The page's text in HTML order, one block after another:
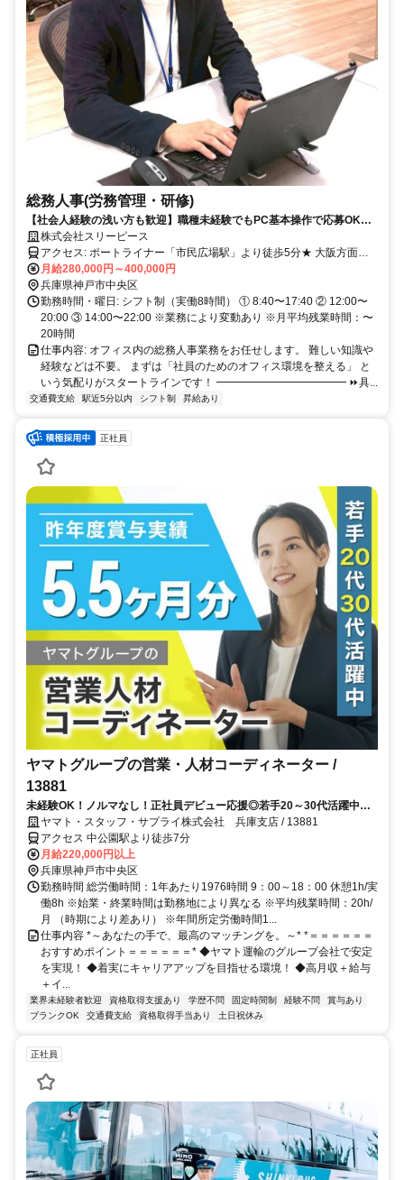
総務人事(労務管理・研修)
【社会人経験の浅い方も歓迎】職種未経験でもPC基本操作で応募OK！
管理部門キャリアのスタートに◎
株式会社スリーピース
アクセス: ポートライナー「市民広場駅」より徒歩5分★ 大阪方面か
らも好アクセス！ 大阪市内からでも40〜60分程度。 三宮を経由して
通う社員多数です
月給280,000円～400,000円
兵庫県神戸市中央区
勤務時間・曜日: シフト制（実働8時間） ① 8:40〜17:40 ② 12:00〜
20:00 ③ 14:00〜22:00 ※業務により変動あり ※月平均残業時間：〜
20時間
仕事内容: オフィス内の総務人事業務をお任せします。 難しい知識や
経験などは不要。 まずは「社員のためのオフィス環境を整える」 と
いう気配りがスタートラインです！ ━━━━━━━━━━━━ ⏩具...
交通費支給 駅近5分以内 シフト制 昇給あり
正社員
ヤマトグループの営業・人材コーディネーター /
13881
未経験OK！ノルマなし！正社員デビュー応援◎若手20～30代活躍中★
ワークライフバランス抜群の土日祝休み！賞与5.5ヶ月分！
ヤマト・スタッフ・サプライ株式会社 兵庫支店 / 13881
アクセス 中公園駅より徒歩7分
月給220,000円以上
兵庫県神戸市中央区
勤務時間 総労働時間：1年あたり1976時間 9：00～18：00 休憩1h/実
働8h ※始業・終業時間は勤務地により異なる ※平均残業時間：20h/
月 （時期により差あり） ※年間所定労働時間1...
仕事内容 *～あなたの手で、最高のマッチングを。～* *＝＝＝＝＝＝
おすすめポイント＝＝＝＝＝＝* ◆ヤマト運輸のグループ会社で安定
を実現！ ◆着実にキャリアアップを目指せる環境！ ◆高月収＋給与
＋イ...
業界未経験者歓迎 資格取得支援あり 学歴不問 固定時間制 経験不問
賞与あり
ブランクOK
交通費支給 資格取得手当あり 土日祝休み
正社員